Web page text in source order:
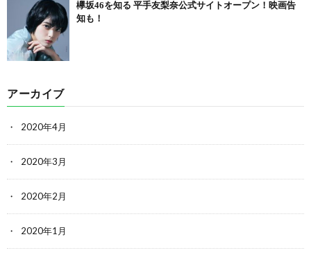
欅坂46を知る 平手友梨奈公式サイトオープン！映画告
知も！
アーカイブ
2020年4月
2020年3月
2020年2月
2020年1月